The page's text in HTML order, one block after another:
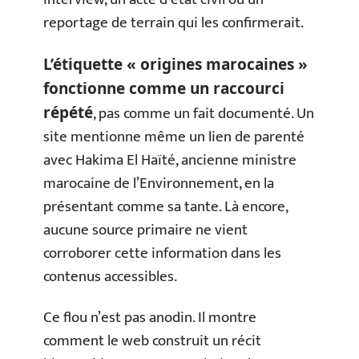
reportage de terrain qui les confirmerait.
L’étiquette « origines marocaines »
fonctionne comme un raccourci
répété, pas comme un fait documenté. Un
site mentionne même un lien de parenté
avec Hakima El Haïté, ancienne ministre
marocaine de l’Environnement, en la
présentant comme sa tante. Là encore,
aucune source primaire ne vient
corroborer cette information dans les
contenus accessibles.
Ce flou n’est pas anodin. Il montre
comment le web construit un récit